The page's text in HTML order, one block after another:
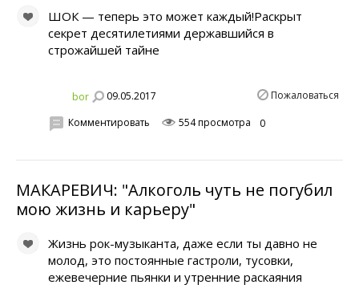
ШОК — теперь это может каждый!Раскрыт
секрет десятилетиями державшийся в
строжайшей тайне
bor 09.05.2017 Пожаловаться
Комментировать 554 просмотра 0
МАКАРЕВИЧ: "Алкоголь чуть не погубил
мою жизнь и карьеру"
Жизнь рок-музыканта, даже если ты давно не
молод, это постоянные гастроли, тусовки,
ежевечерние пьянки и утренние раскаяния